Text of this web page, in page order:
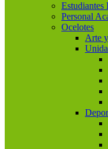
Estudiantes
Personal
Ocelotes
Arte